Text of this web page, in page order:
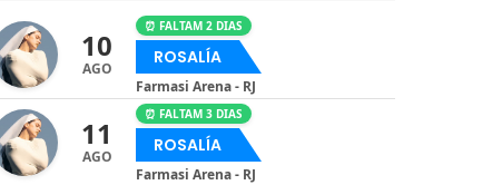
10
AGO
⏰ FALTAM 2 DIAS
ROSALÍA
Farmasi Arena - RJ
11
AGO
⏰ FALTAM 3 DIAS
ROSALÍA
Farmasi Arena - RJ